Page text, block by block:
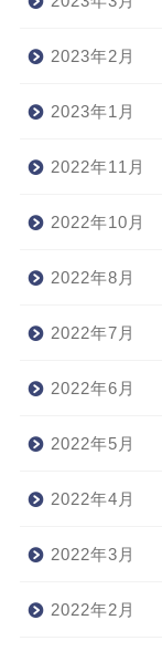
2023年2月
2023年1月
2022年11月
2022年10月
2022年8月
2022年7月
2022年6月
2022年5月
2022年4月
2022年3月
2022年2月